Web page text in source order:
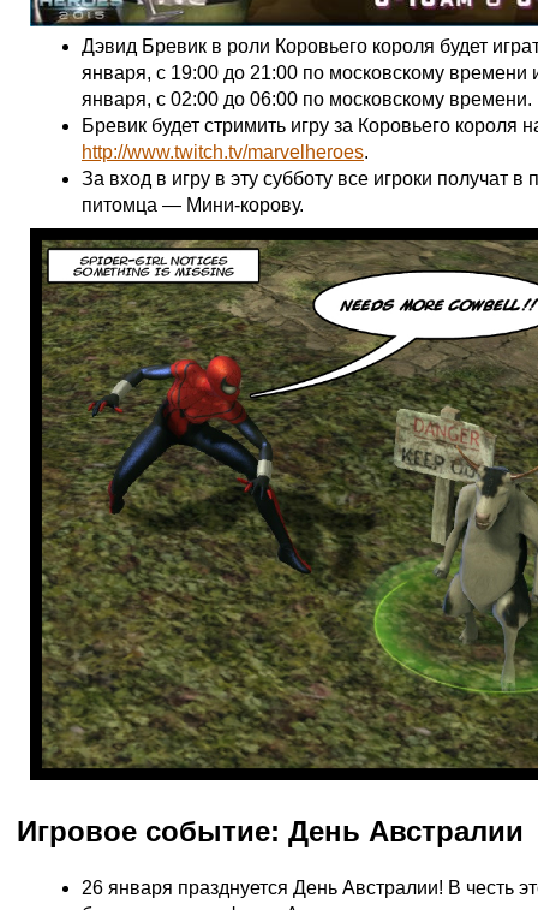
Дэвид Бревик в роли Коровьего короля будет
января, с 19:00 до 21:00 по московскому времени
января, с 02:00 до 06:00 по московскому времени.
Бревик будет стримить игру за Коровьего короля
http://www.twitch.tv/marvelheroes.
За вход в игру в эту субботу все игроки получат в
питомца — Мини-корову.
Игровое событие: День Австралии
26 января празднуется День Австралии! В честь